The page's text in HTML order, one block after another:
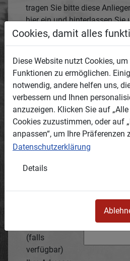
tragen Sie bitte diese
hier ein und hinterlassen Sie
wer Sie sind und wie wir Sie
erreichen können.
Die Medien-ID des jeweiligen
Mediums wird automatisch
übertragen.
Anonyme Hinweise werden
nicht bearbeiten!
Grund:
Ihr Hinweis:
(falls
verfügbar)
Cookies, damit alles
Diese Website nutzt Cookies,
Funktionen zu ermöglichen.
notwendig, andere helfen uns,
verbessern und Ihnen
anzuzeigen. Klicken Sie auf
Cookies zuzustimmen, oder auf
anpassen“, um Ihre Präferenzen
Datenschutzerklärung
Details